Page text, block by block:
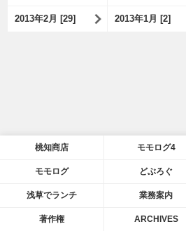
2013年2月 [29] 2013年1月 [2]
桃知商店 モモログ4
モモログ どぶろぐ
浅草でランチ 業務案内
著作権 ARCHIVES